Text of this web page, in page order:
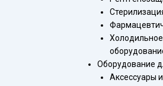
Оборудование
Аксессуары